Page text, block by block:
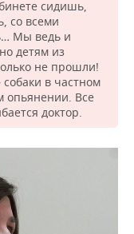
сидишь,
со всеми
Мы ведь и
детям из
не прошли!
в частном
опьянении. Все
доктор.